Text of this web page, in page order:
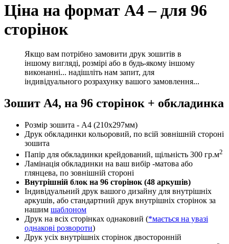
Ціна на формат А4 – для 96
сторінок
Якщо вам потрібно замовити друк зошитів в
іншому вигляді, розмірі або в будь-якому іншому
виконанні... надішліть нам запит, для
індивідуального розрахунку вашого замовлення...
Зошит А4, на 96 сторінок + обкладинка
Розмір зошита - А4 (210х297мм)
Друк обкладинки кольоровий, по всій зовнішній стороні
зошита
Папір для обкладинки крейдований, щільність 300 гр.м2
Ламінація обкладинки на ваш вибір -матова або
глянцева, по зовнішній стороні
Внутрішній блок на 96 сторінок (48 аркушів)
Індивідуальний друк вашого дизайну для внутрішніх
аркушів, або стандартний друк внутрішніх сторінок за
нашим шаблоном
Друк на всіх сторінках однаковий (*мається на увазі
однакові розвороти)
Друк усіх внутрішніх сторінок двосторонній